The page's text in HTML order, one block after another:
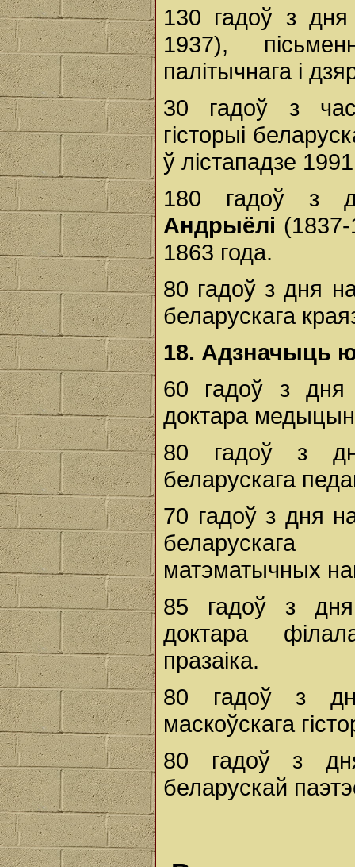
130 гадоў з
1937),
палітычнага і
30 гадоў з
гісторыі
ў лістападзе 1991
180 гадоў з
Андрыёлі (1837-
1863 года.
80 гадоў з дня
беларускага
18. Адзначыць
60 гадоў з
доктара
80 гадоў з
беларускага
70 гадоў з дня
беларускага
матэматычных
85 гадоў з
доктара
празаіка.
80 гадоў з
маскоўскага
80 гадоў з
беларускай